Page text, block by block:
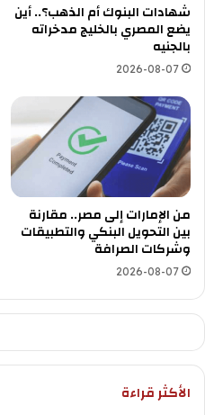
شهادات البنوك أم الذهب؟.. أين
يضع المصري بالخليج مدخراته
بالجنيه
2026-08-07
من الإمارات إلى مصر.. مقارنة
بين التحويل البنكي والتطبيقات
وشركات الصرافة
2026-08-07
الأكثر قراءة